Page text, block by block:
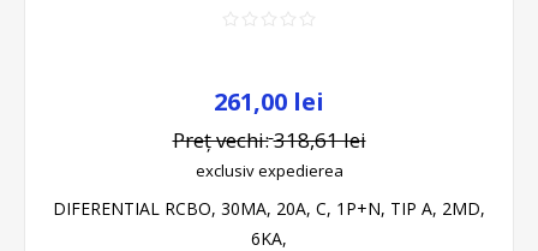
261,00 lei
Preț vechi:318,61 lei
exclusivexpedierea
DIFERENTIAL RCBO, 30MA, 20A, C, 1P+N, TIP A, 2MD,
6KA,